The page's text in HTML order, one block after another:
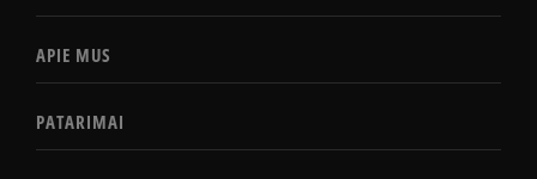
APIE MUS
PATARIMAI